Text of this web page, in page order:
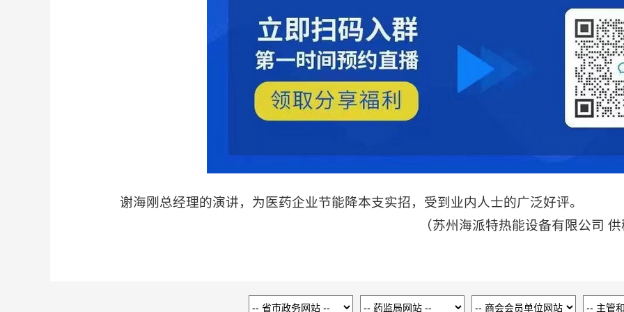
谢海刚总经理的演讲，为医药企业节能降本支实招，受到业内人士的广泛好评。
（苏州海派特热能设备有限公司 供稿